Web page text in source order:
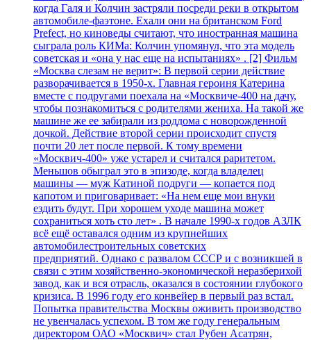
когда Галя и Колчин застряли посреди реки в открытом
автомобиле-фаэтоне. Ехали они на британском Ford
Prefect, но киноведы считают, что иностранная машина
сыграла роль КИМа: Колчин упомянул, что эта модель
советская и «она у нас еще на испытаниях» . [2] Фильм
«Москва слезам не верит»: В первой серии действие
разворачивается в 1950-х. Главная героиня Катерина
вместе с подругами поехала на «Москвиче-400 на дачу,
чтобы познакомиться с родителями жениха. На такой же
машине же ее забирали из роддома с новорожденной
дочкой. Действие второй серии происходит спустя
почти 20 лет после первой. К тому времени
«Москвич-400» уже устарел и считался раритетом.
Меньшов обыграл это в эпизоде, когда владелец
машины — муж Катиной подруги — копается под
капотом и приговаривает: «На нем еще мои внуки
ездить будут. При хорошем уходе машина может
сохраниться хоть сто лет» . В начале 1990-х годов АЗЛК
всё ещё оставался одним из крупнейших
автомобилестроительных советских
предприятий. Однако с развалом СССР и с возникшей в
связи с этим хозяйственно-экономической неразберихой
завод, как и вся отрасль, оказался в состоянии глубокого
кризиса. В 1996 году его конвейер в первый раз встал.
Попытка правительства Москвы оживить производство
не увенчалась успехом. В том же году генеральным
директором ОАО «Москвич» стал Рубен Асатрян,